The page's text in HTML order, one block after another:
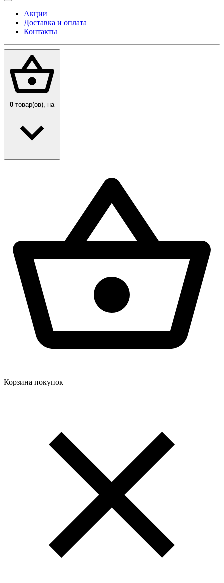
Акции
Доставка и оплата
Контакты
0 товар(ов), на
Корзина покупок